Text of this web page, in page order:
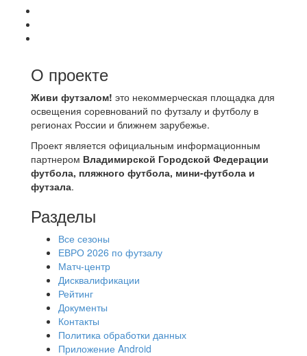
О проекте
Живи футзалом! это некоммерческая площадка для
освещения соревнований по футзалу и футболу в
регионах России и ближнем зарубежье.
Проект является официальным информационным
партнером Владимирской Городской Федерации
футбола, пляжного футбола, мини-футбола и
футзала.
Разделы
Все сезоны
ЕВРО 2026 по футзалу
Матч-центр
Дисквалификации
Рейтинг
Документы
Контакты
Политика обработки данных
Приложение Android